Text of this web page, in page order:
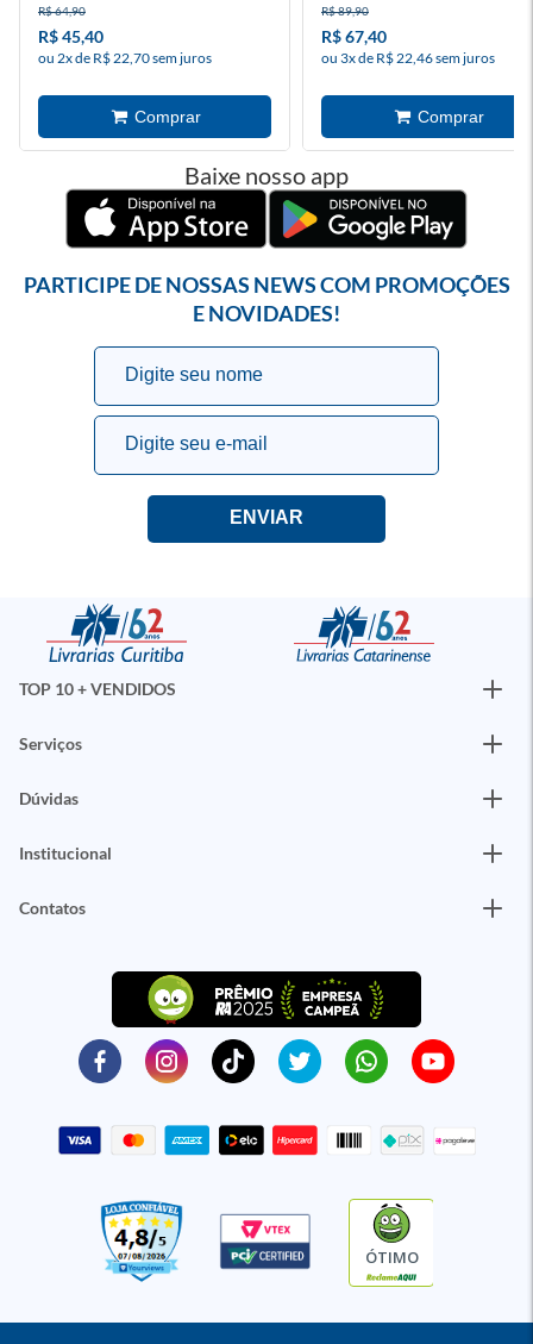
R$ 64,90
R$ 45,40
ou 2x de R$ 22,70 sem juros
R$ 89,90
R$ 67,40
ou 3x de R$ 22,46 sem juros
Baixe nosso app
PARTICIPE DE NOSSAS NEWS COM PROMOÇÕES
E NOVIDADES!
TOP 10 + VENDIDOS
Serviços
Dúvidas
Institucional
Contatos
ÓTIMO